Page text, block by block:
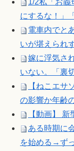
1/2私「お
にするな！」
電車内でと
いが堪えられ
嫁に浮気さ
いない。「裏
【ねこエサ
の影響か年齢
【動画】
ある時期に
を始める→ず